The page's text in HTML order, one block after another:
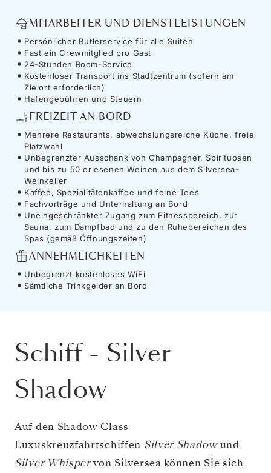
MITARBEITER UND DIENSTLEISTUNGEN
Persönlicher Butlerservice für alle Suiten
Fast ein Crewmitglied pro Gast
24-Stunden Room-Service
Kostenloser Transport ins Stadtzentrum (sofern am
Zielort erforderlich)
Hafengebühren und Steuern
FREIZEIT AN BORD
Mehrere Restaurants, abwechslungsreiche Küche, freie
Platzwahl
Unbegrenzter Ausschank von Champagner, Spirituosen
und bis zu 50 erlesenen Weinen aus dem Silversea-
Weinkeller
Kaffee, Spezialitätenkaffee und feine Tees
Fachvorträge und Unterhaltung an Bord
Uneingeschränkter Zugang zum Fitnessbereich, zur
Sauna, zum Dampfbad und zu den Ruhebereichen des
Spas (gemäß Öffnungszeiten)
ANNEHMLICHKEITEN
Unbegrenzt kostenloses WiFi
Sämtliche Trinkgelder an Bord
Schiff- Silver
Shadow
Auf den Shadow Class
Luxuskreuzfahrtschiffen Silver Shadowund
Silver Whispervon Silversea können Sie sich